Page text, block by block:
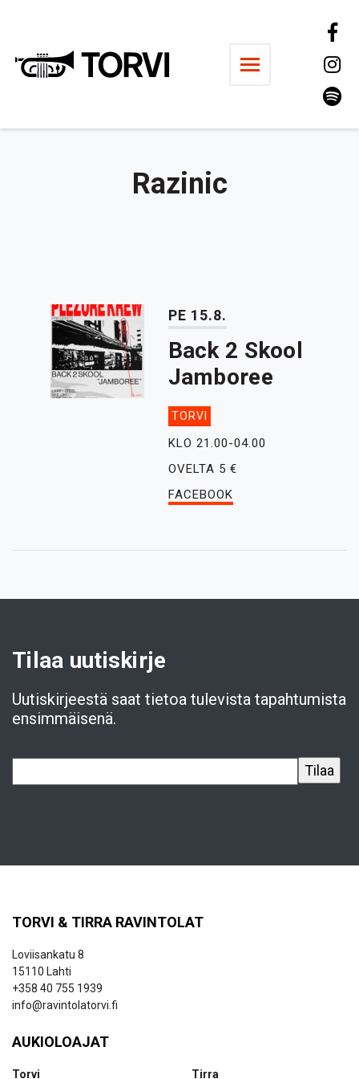
Ravintola Torvi
Razinic
PE 15.8.
Back 2 Skool
Jamboree
TORVI
KLO 21.00-04.00
OVELTA 5 €
FACEBOOK
Tilaa uutiskirje
Uutiskirjeestä saat tietoa tulevista tapahtumista
ensimmäisenä.
TORVI & TIRRA RAVINTOLAT
Loviisankatu 8
15110 Lahti
+358 40 755 1939
info@ravintolatorvi.fi
AUKIOLOAJAT
Torvi Tirra